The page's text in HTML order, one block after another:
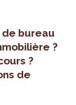
bureau
?
?
de